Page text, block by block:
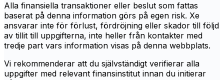
Alla finansiella transaktioner eller beslut som fattas
baserat på denna information görs på egen risk. Xe
ansvarar inte för förlust, fördröjning eller skador till följd
av tillit till uppgifterna, inte heller från kontakter med
tredje part vars information visas på denna webbplats.
Vi rekommenderar att du självständigt verifierar alla
uppgifter med relevant finansinstitut innan du initierar